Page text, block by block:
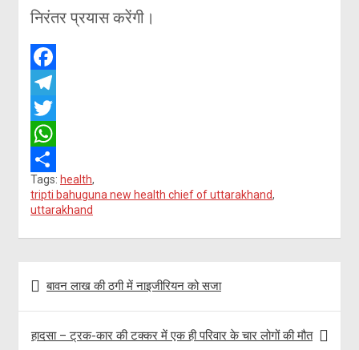
निरंतर प्रयास करेंगी।
F
a
c
e
b
o
o
T
e
e
g
r
m
T
w
i
t
t
r
W
h
a
t
A
p
p
S
h
a
e
Tags: health,
tripti bahuguna new health chief of uttarakhand,
uttarakhand
navigation
बावन लाख की ठगी में नाइजीरियन को सजा
हादसा – ट्रक-कार की टक्कर में एक ही परिवार के चार लोगों की मौत